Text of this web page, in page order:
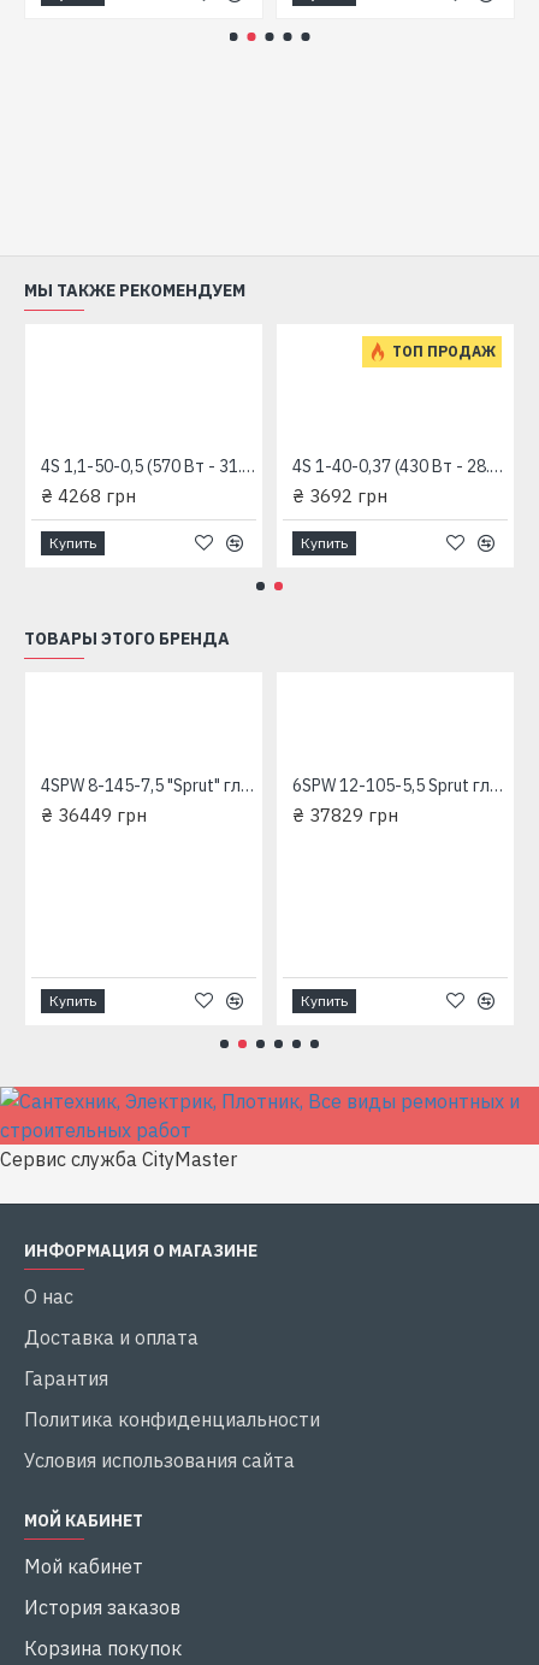
МЫ ТАКЖЕ РЕКОМЕНДУЕМ
4S 1,1-50-0,5 (570 Вт - 31.6 л/мин - напор: 98 м) "RUDES" глубинный насос для скважин
₴ 4268 грн
Купить
ТОП ПРОДАЖ
4S 1-40-0,37 (430 Вт - 28.3 л/мин - напор: 92 м) "RUDES" глубинный насос для скважин
₴ 3692 грн
Купить
ТОВАРЫ ЭТОГО БРЕНДА
4SPW 8-145-7,5 "Sprut" глубинный насос для скважин
₴ 36449 грн
Купить
6SPW 12-105-5,5 Sprut глубинный насос для скважин
₴ 37829 грн
Купить
Сервис служба CityMaster
ИНФОРМАЦИЯ О МАГАЗИНЕ
О нас
Доставка и оплата
Гарантия
Политика конфиденциальности
Условия использования сайта
МОЙ КАБИНЕТ
Мой кабинет
История заказов
Корзина покупок